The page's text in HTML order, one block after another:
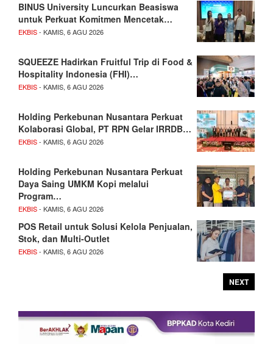
BINUS University Luncurkan Beasiswa
untuk Perkuat Komitmen Mencetak…
EKBIS- KAMIS, 6 AGU 2026
SQUEEZE Hadirkan Fruitful Trip di Food &
Hospitality Indonesia (FHI)…
EKBIS- KAMIS, 6 AGU 2026
Holding Perkebunan Nusantara Perkuat
Kolaborasi Global, PT RPN Gelar IRRDB…
EKBIS- KAMIS, 6 AGU 2026
Holding Perkebunan Nusantara Perkuat
Daya Saing UMKM Kopi melalui
Program…
EKBIS- KAMIS, 6 AGU 2026
POS Retail untuk Solusi Kelola Penjualan,
Stok, dan Multi-Outlet
EKBIS- KAMIS, 6 AGU 2026
NEXT